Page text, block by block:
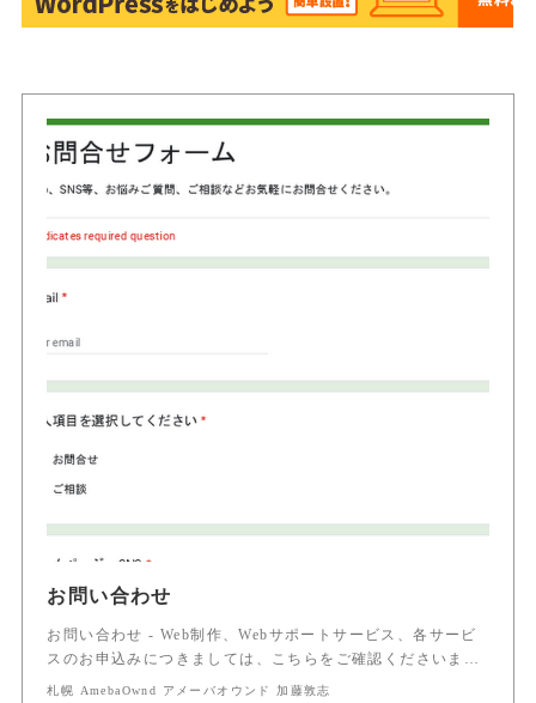
お問い合わせ
お問い合わせ - Web制作、Webサポートサービス、各サービ
スのお申込みにつきましては、こちらをご確認くださいま…
札幌 AmebaOwnd アメーバオウンド 加藤敦志